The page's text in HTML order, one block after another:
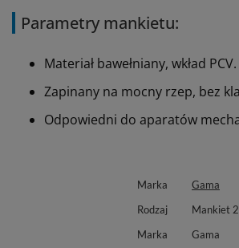
Parametry mankietu:
Materiał bawełniany, wkład PCV.
Zapinany na mocny rzep, bez
Odpowiedni do aparatów
Marka
Gama
Rodzaj
Mankiet
Marka
Gama